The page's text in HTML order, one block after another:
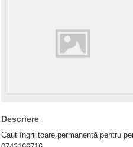
Descriere
Caut îngrijitoare permanentă pentru